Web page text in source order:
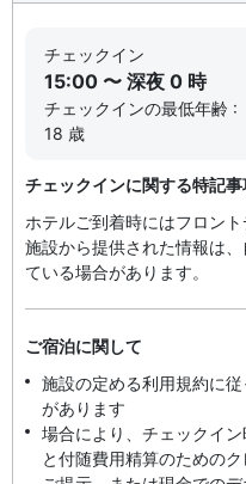
チェックイン
15:00 〜 深夜 0 時
チェックインの最低年齢 :
18 歳
チェックインに関する特記事
ホテルご到着時にはフロン
施設から提供された情報は
ている場合があります。
ご宿泊に関して
施設の定める利用規約に
があります
場合により、チェックイ
と付随費用精算のための